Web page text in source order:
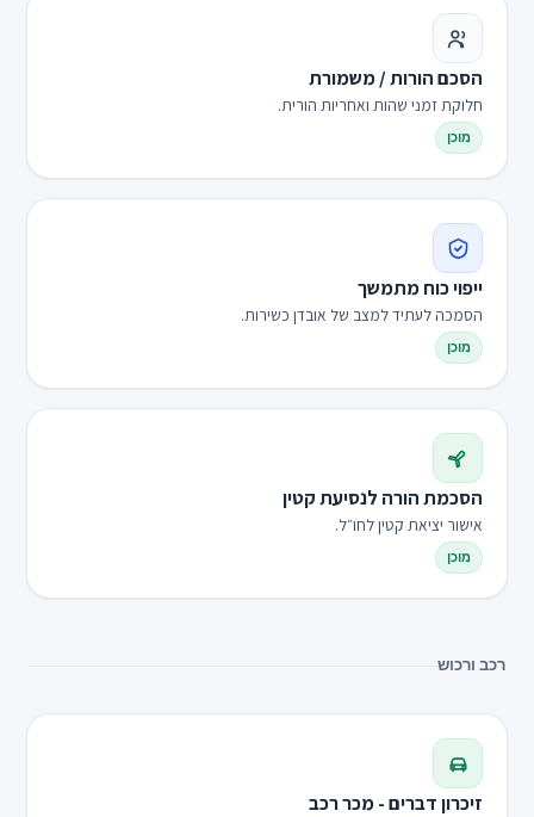
הסכם הורות / משמורת
חלוקת זמני שהות ואחריות הורית.
מוכן
ייפוי כוח מתמשך
הסמכה לעתיד למצב של אובדן כשירות.
מוכן
הסכמת הורה לנסיעת קטין
אישור יציאת קטין לחו״ל.
מוכן
רכב ורכוש
זיכרון דברים - מכר רכב